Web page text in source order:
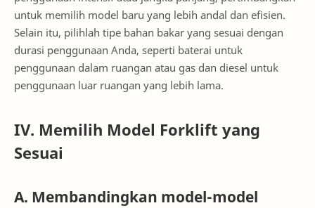
untuk memilih model baru yang lebih andal dan efisien.
Selain itu, pilihlah tipe bahan bakar yang sesuai dengan
durasi penggunaan Anda, seperti baterai untuk
penggunaan dalam ruangan atau gas dan diesel untuk
penggunaan luar ruangan yang lebih lama.
IV. Memilih Model Forklift yang
Sesuai
A. Membandingkan model-model